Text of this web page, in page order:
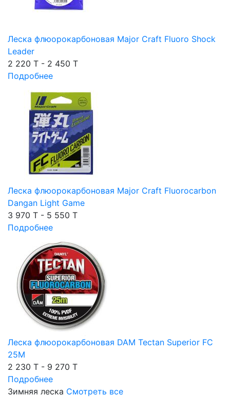
Леска флюорокарбоновая Major Craft Fluoro Shock
Leader
2 220 T - 2 450 T
Подробнее
Леска флюорокарбоновая Major Craft Fluorocarbon
Dangan Light Game
3 970 T - 5 550 T
Подробнее
Леска флюорокарбоновая DAM Tectan Superior FC
25M
2 230 T - 9 270 T
Подробнее
Зимняя леска Смотреть все